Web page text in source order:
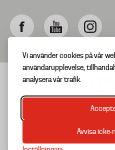
Vi använder cookies på vår
användarupplevelse,
analysera vår trafik.
Avvisa icke-
Footer
menu
OM